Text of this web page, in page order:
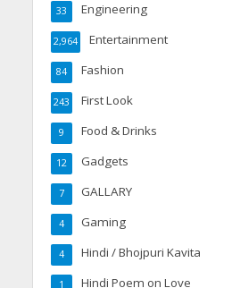
Engineering
33
Entertainment
2,964
Fashion
84
First Look
243
Food & Drinks
9
Gadgets
12
GALLARY
7
Gaming
4
Hindi / Bhojpuri Kavita
4
Hindi Poem on Love
1